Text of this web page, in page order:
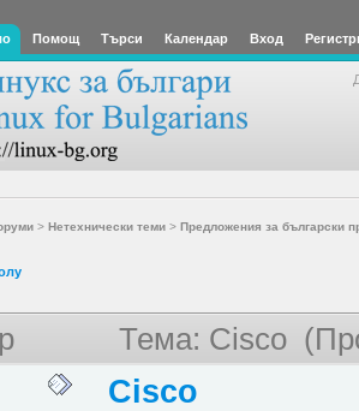
Помощ Търси Календар Вход
> Нетехнически теми> Предложения за български
Тема: Cisco
Cisco